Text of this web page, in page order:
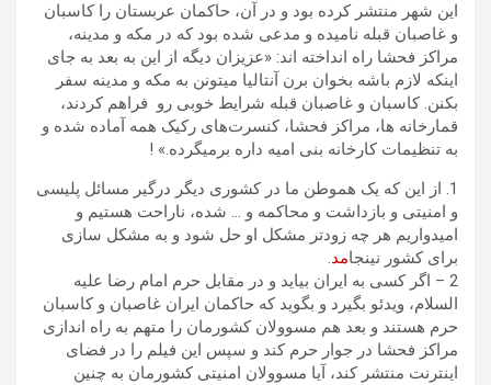
این شهر منتشر کرده بود و در آن، حاکمان عربستان را کاسبان
و غاصبان قبله نامیده و مدعی شده بود که در مکه و مدینه،
مراکز فحشا راه انداخته اند: «عزیزان دیگه از این به بعد به جای
اینکه لازم باشه بخوان برن آنتالیا میتونن به مکه و مدینه سفر
بکنن. کاسبان و غاصبان قبله شرایط خوبی رو فراهم کردند،
قمارخانه ها، مراکز فحشا، کنسرت‌های رکیک همه آماده شده و
به تنظیمات کارخانه بنی امیه داره برمیگرده.» !
1. از این که یک هموطن ما در کشوری دیگر درگیر مسائل پلیسی
و امنیتی و بازداشت و محاکمه و … شده، ناراحت هستیم و
امیدواریم هر چه زودتر مشکل او حل شود و به مشکل سازی
برای کشور نینجامد.
2 – اگر کسی به ایران بیاید و در مقابل حرم امام رضا علیه
السلام، ویدئو بگیرد و بگوید که حاکمان ایران غاصبان و کاسبان
حرم هستند و بعد هم مسوولان کشورمان را متهم به راه اندازی
مراکز فحشا در جوار حرم کند و سپس این فیلم را در فضای
اینترنت منتشر کند، آیا مسوولان امنیتی کشورمان به چنین